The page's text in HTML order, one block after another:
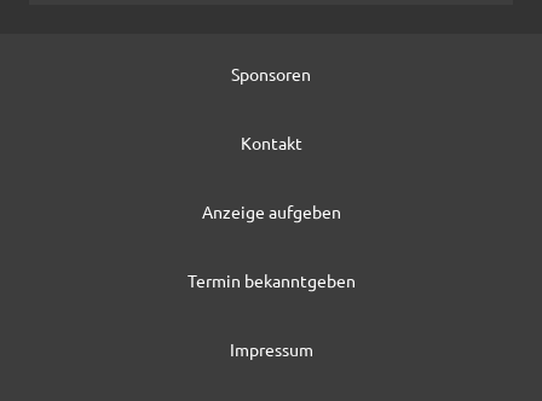
Sponsoren
Kontakt
Anzeige aufgeben
Termin bekanntgeben
Impressum